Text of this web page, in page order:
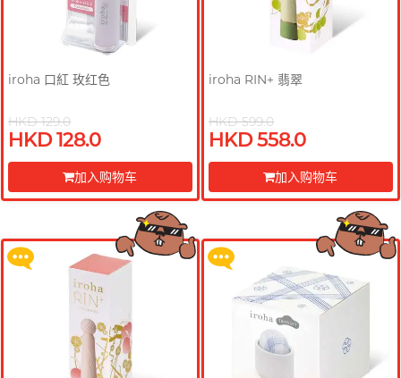
iroha 口紅 玫红色
HKD 129.0
HKD 128.0
加入购物车
iroha RIN+ 翡翠
HKD 599.0
HKD 558.0
加入购物车
购 Gillette 吉列 Labs 极光系列剃
须刀连底座 (刀架 1 件 + 刀头 2 片)
购 Gillette 吉列 Labs 极光系列剃
须刀连底座 (刀架 1 件 + 刀头 2 片)